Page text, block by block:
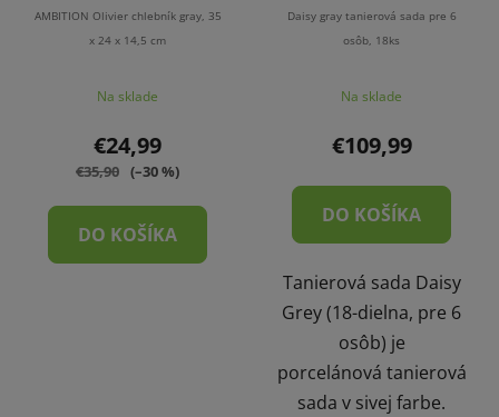
AMBITION Olivier chlebník gray, 35
x 24 x 14,5 cm
Na sklade
€24,99
€35,90 (–30 %)
DO KOŠÍKA
Daisy gray tanierová sada pre 6
osôb, 18ks
Na sklade
€109,99
DO KOŠÍKA
Tanierová sada Daisy
Grey (18-dielna, pre 6
osôb) je
porcelánová tanierová
sada v sivej farbe.